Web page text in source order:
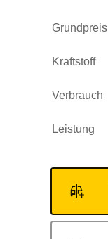
Crashtest
Grundpreis
Kraftstoff
Verbrauch
Leistung